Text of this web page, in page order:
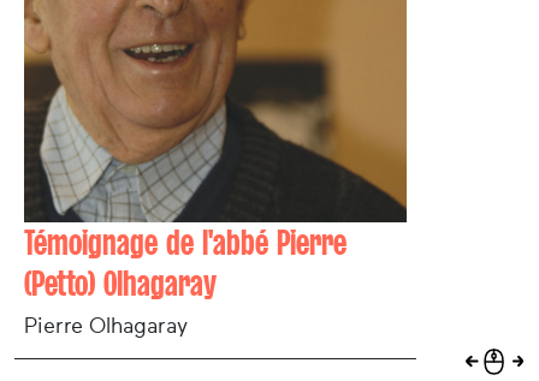
Témoignage de l'abbé Pierre
(Petto) Olhagaray
Pierre Olhagaray